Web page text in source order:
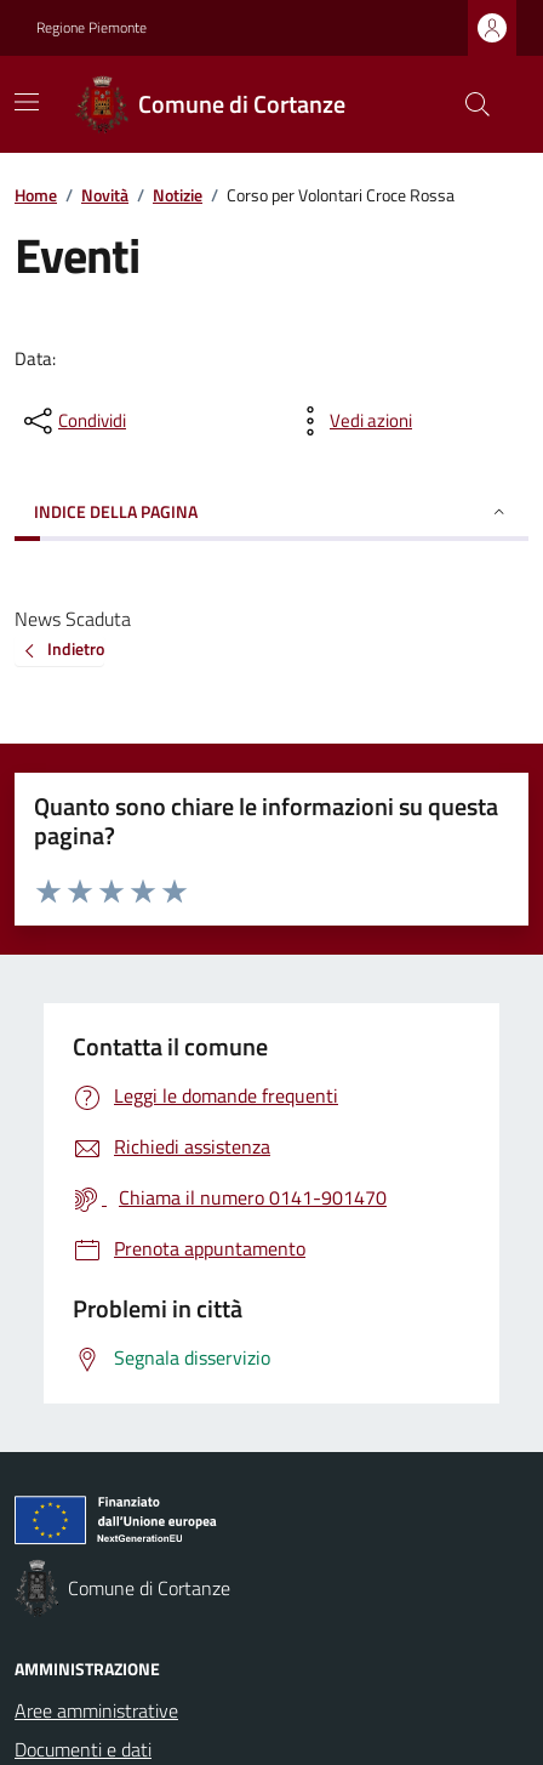
Regione Piemonte
Comune di Cortanze
Home / Novità / Notizie / Corso per Volontari Croce Rossa
Eventi
Data:
Condividi Vedi azioni
INDICE DELLA PAGINA
News Scaduta
Indietro
Quanto sono chiare le informazioni su questa
pagina?
Valuta da 1 a 5 stelle la pagina
Valuta 5 stelle su 5
Valuta 4 stelle su 5
Valuta 3 stelle su 5
Valuta 2 stelle su 5
Valuta 1 stelle su 5
Contatta il comune
Leggi le domande frequenti
Richiedi assistenza
Chiama il numero 0141-901470
Prenota appuntamento
Problemi in città
Segnala disservizio
Comune di Cortanze
AMMINISTRAZIONE
Aree amministrative
Documenti e dati